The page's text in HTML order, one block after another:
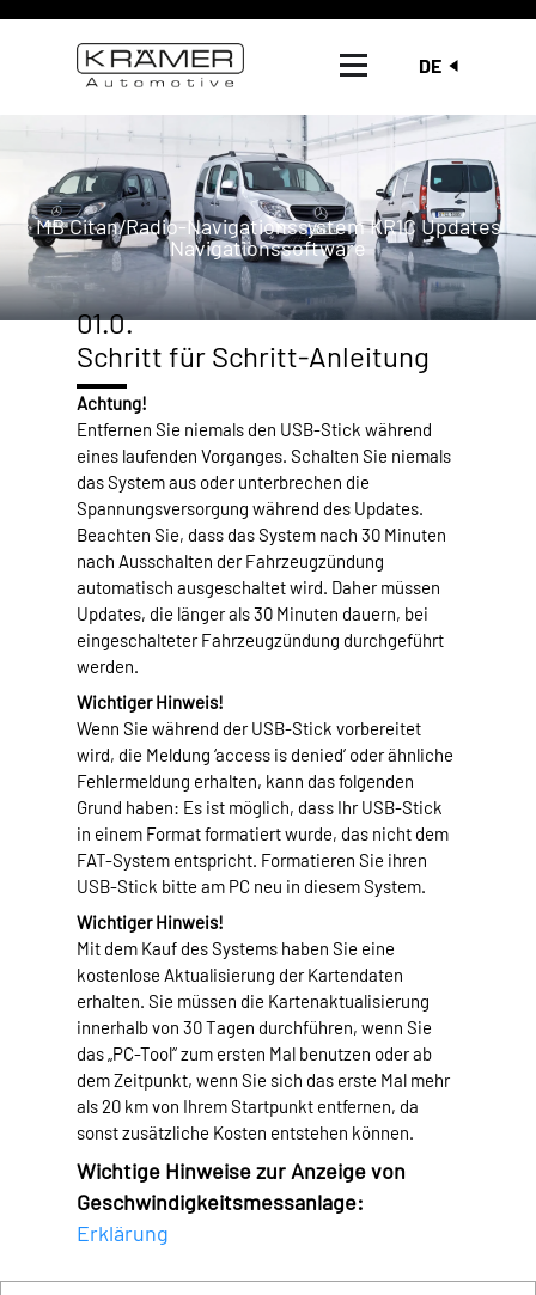
DE
MB Citan/Radio-Navigationssystem KR1C Updates
Navigationssoftware
01.0.
Schritt für Schritt-Anleitung
Achtung!
Entfernen Sie niemals den USB-Stick während
eines laufenden Vorganges. Schalten Sie niemals
das System aus oder unterbrechen die
Spannungsversorgung während des Updates.
Beachten Sie, dass das System nach 30 Minuten
nach Ausschalten der Fahrzeugzündung
automatisch ausgeschaltet wird. Daher müssen
Updates, die länger als 30 Minuten dauern, bei
eingeschalteter Fahrzeugzündung durchgeführt
werden.
Wichtiger Hinweis!
Wenn Sie während der USB-Stick vorbereitet
wird, die Meldung ‘access is denied’ oder ähnliche
Fehlermeldung erhalten, kann das folgenden
Grund haben: Es ist möglich, dass Ihr USB-Stick
in einem Format formatiert wurde, das nicht dem
FAT-System entspricht. Formatieren Sie ihren
USB-Stick bitte am PC neu in diesem System.
Wichtiger Hinweis!
Mit dem Kauf des Systems haben Sie eine
kostenlose Aktualisierung der Kartendaten
erhalten. Sie müssen die Kartenaktualisierung
innerhalb von 30 Tagen durchführen, wenn Sie
das „PC-Tool“ zum ersten Mal benutzen oder ab
dem Zeitpunkt, wenn Sie sich das erste Mal mehr
als 20 km von Ihrem Startpunkt entfernen, da
sonst zusätzliche Kosten entstehen können.
Wichtige Hinweise zur Anzeige von
Geschwindigkeitsmessanlage:
Erklärung